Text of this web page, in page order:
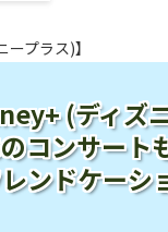
ープラス)】
(ディズ
コンサート
ンドケーシ